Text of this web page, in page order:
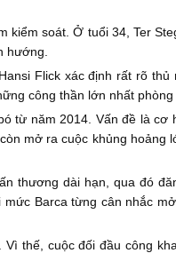
kiểm soát. Ở tuổi 34, Ter
hướng.
Flick xác định rất rõ
công thần lớn nhất phòng
từ năm 2014. Vấn đề là cơ
mở ra cuộc khủng hoảng
thương dài hạn, qua đó
Barca từng cân nhắc
thế, cuộc đối đầu công